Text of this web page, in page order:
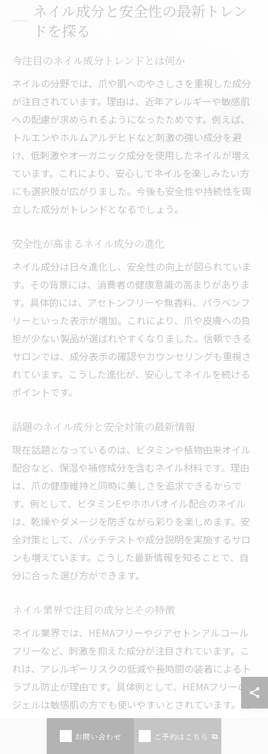
ネイル成分と安全性の最新トレン
ドを探る
今注目のネイル成分トレンドとは何か
ネイルの分野では、爪や肌へのやさしさを重視した成分
が注目されています。理由は、近年アレルギーや敏感肌
への配慮が求められるようになったためです。例えば、
トルエンやホルムアルデヒドなど刺激の強い成分を避
け、低刺激やオーガニック成分を使用したネイルが増え
ています。これにより、安心してネイルを楽しみたい方
にも選択肢が広がりました。今後も安全性や持続性を両
立した成分がトレンドとなるでしょう。
安全性が高まるネイル成分の進化
ネイル成分は日々進化し、安全性の向上が図られていま
す。その背景には、消費者の健康意識の高まりがありま
す。具体的には、アセトンフリーや無香料、パラベンフ
リーといった表示が増加。これにより、爪や皮膚への負
担が少ない製品が選ばれやすくなりました。信頼できる
サロンでは、成分表示の確認やカウンセリングも重視さ
れています。こうした進化が、安心してネイルを続ける
ポイントです。
話題のネイル成分と安全対策の最新情報
現在話題となっているのは、ビタミンや植物由来オイル
配合など、保湿や補修成分を含むネイル材料です。理由
は、爪の健康維持と同時に美しさを追求できるからで
す。例として、ビタミンEやホホバオイル配合のネイル
は、乾燥やダメージを防ぎながら彩りを楽しめます。安
全対策として、パッチテストや成分説明を実施するサロ
ンも増えています。こうした最新情報を知ることで、自
分に合った選び方ができます。
ネイル業界で注目の成分とその特徴
ネイル業界では、HEMAフリーやジアセトンアルコール
フリーなど、刺激を抑えた成分が注目されています。こ
れは、アレルギーリスクの低減や長時間の装着によるト
ラブル防止が理由です。具体例として、HEMAフリーの
ジェルは敏感肌の方でも使いやすいとされています。特
徴としては、従来品と比べて発色や持ちも良好。こうし
た成分を選ぶことで、安心と美しさを両立できます。
お問い合わせ ご予約はこちら